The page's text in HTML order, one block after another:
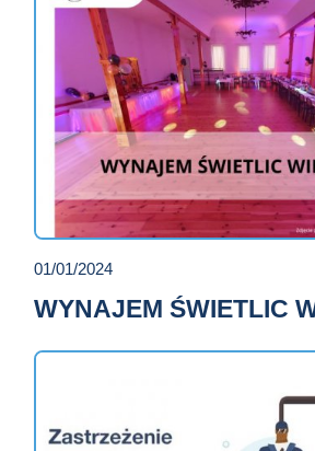
01/01/2024
WYNAJEM ŚWIETLIC